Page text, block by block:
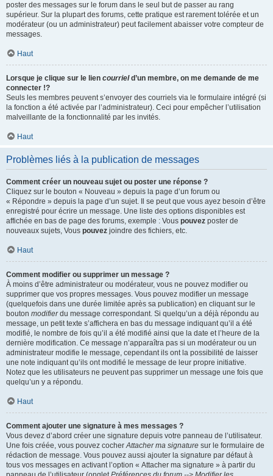
poster des messages sur le forum dans le seul but de passer au rang
supérieur. Sur la plupart des forums, cette pratique est rarement tolérée et un
modérateur (ou un administrateur) peut facilement abaisser votre compteur de
messages.
Haut
Lorsque je clique sur le lien courrield’un membre, on me demande de me
connecter !?
Seuls les membres peuvent s’envoyer des courriels via le formulaire intégré (si
la fonction a été activée par l’administrateur). Ceci pour empêcher l’utilisation
malveillante de la fonctionnalité par les invités.
Haut
Problèmes liés à la publication de messages
Comment créer un nouveau sujet ou poster une réponse ?
Cliquez sur le bouton « Nouveau » depuis la page d’un forum ou
« Répondre » depuis la page d’un sujet. Il se peut que vous ayez besoin d’être
enregistré pour écrire un message. Une liste des options disponibles est
affichée en bas de page des forums, exemple : Vous pouvez poster de
nouveaux sujets, Vous pouvez joindre des fichiers, etc.
Haut
Comment modifier ou supprimer un message ?
À moins d’être administrateur ou modérateur, vous ne pouvez modifier ou
supprimer que vos propres messages. Vous pouvez modifier un message
(quelquefois dans une durée limitée après sa publication) en cliquant sur le
bouton modifierdu message correspondant. Si quelqu’un a déjà répondu au
message, un petit texte s’affichera en bas du message indiquant qu’il a été
modifié, le nombre de fois qu’il a été modifié ainsi que la date et l’heure de la
dernière modification. Ce message n’apparaîtra pas si un modérateur ou un
administrateur modifie le message, cependant ils ont la possibilité de laisser
une note indiquant qu’ils ont modifié le message de leur propre initiative.
Notez que les utilisateurs ne peuvent pas supprimer un message une fois que
quelqu’un y a répondu.
Haut
Comment ajouter une signature à mes messages ?
Vous devez d’abord créer une signature depuis votre panneau de l’utilisateur.
Une fois créée, vous pouvez cocherAttacher ma signature sur le formulaire de
rédaction de message. Vous pouvez aussi ajouter la signature par défaut à
tous vos messages en activant l’option « Attacher ma signature » à partir du